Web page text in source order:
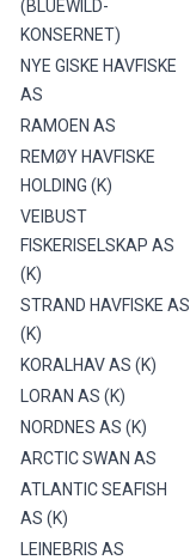
(BLUEWILD-
KONSERNET)
NYE GISKE HAVFISKE
AS
RAMOEN AS
REMØY HAVFISKE
HOLDING (K)
VEIBUST
FISKERISELSKAP AS
(K)
STRAND HAVFISKE AS
(K)
KORALHAV AS (K)
LORAN AS (K)
NORDNES AS (K)
ARCTIC SWAN AS
ATLANTIC SEAFISH
AS (K)
LEINEBRIS AS